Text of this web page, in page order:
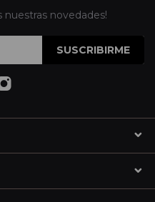
nuestras novedades!
SUSCRIBIRME